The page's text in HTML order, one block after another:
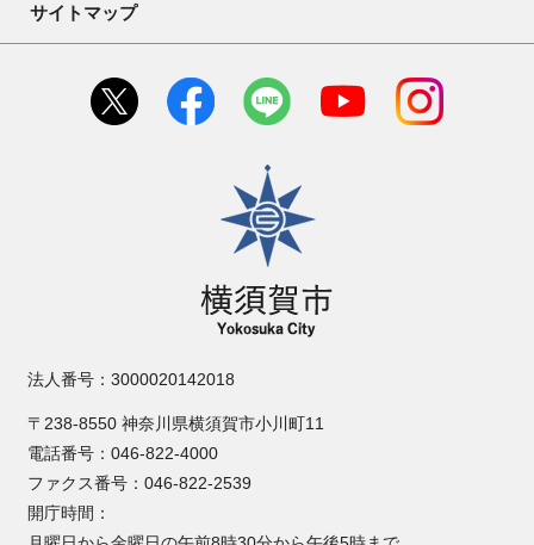
サイトマップ
横須賀市
法人番号：3000020142018
〒238-8550 神奈川県横須賀市小川町11
電話番号：046-822-4000
ファクス番号：046-822-2539
開庁時間：